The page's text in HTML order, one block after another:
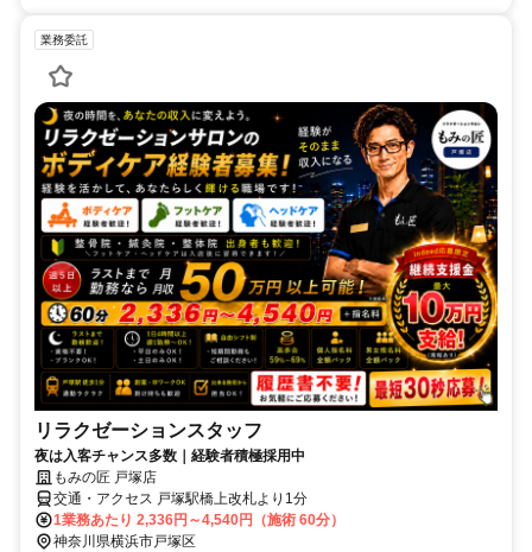
業務委託
リラクゼーションスタッフ
夜は入客チャンス多数｜経験者積極採用中
もみの匠 戸塚店
交通・アクセス 戸塚駅橋上改札より1分
1業務あたり 2,336円～4,540円（施術 60分）
神奈川県横浜市戸塚区